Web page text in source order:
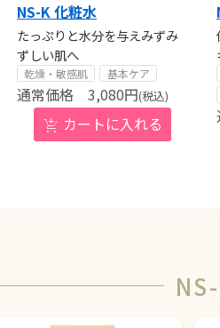
NS-K 化粧水
たっぷりと水分を与えみずみ
ずしい肌へ
乾燥・敏感肌 基本ケア
3,080円(税込)